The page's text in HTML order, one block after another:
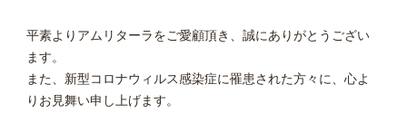
平素よりアムリターラをご愛顧頂き、誠にありがとうござい
ます。
また、新型コロナウィルス感染症に罹患された方々に、心よ
りお見舞い申し上げます。